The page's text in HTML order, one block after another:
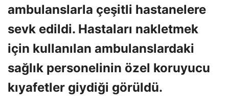
ambulanslarla çeşitli hastanelere
sevk edildi. Hastaları nakletmek
için kullanılan ambulanslardaki
sağlık personelinin özel koruyucu
kıyafetler giydiği görüldü.